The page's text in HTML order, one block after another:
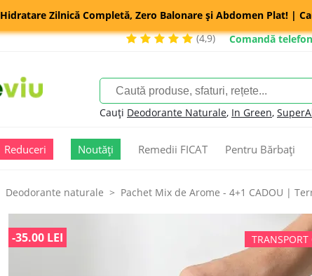
Hidratare Zilnică Completă, Zero Balonare și Abdomen Plat! |
(4,9)
Comandă
Cauți Deodorante Naturale, In Green,
Reduceri Noutăți Remedii FICAT Pentru Bărbați
Deodorante naturale Pachet Mix de Arome - 4+1 CADOU |
-35.00 LEI